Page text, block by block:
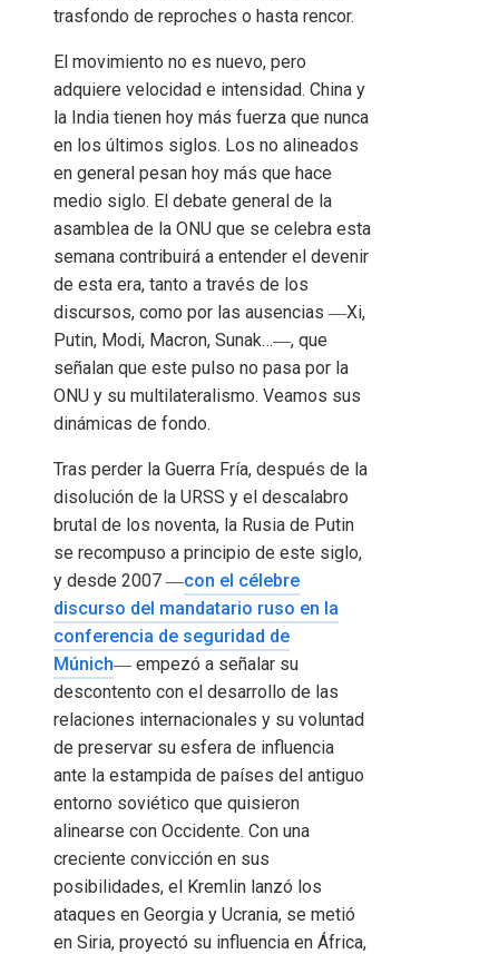
trasfondo de reproches o hasta rencor.
El movimiento no es nuevo, pero
adquiere velocidad e intensidad. China y
la India tienen hoy más fuerza que nunca
en los últimos siglos. Los no alineados
en general pesan hoy más que hace
medio siglo. El debate general de la
asamblea de la ONU que se celebra esta
semana contribuirá a entender el devenir
de esta era, tanto a través de los
discursos, como por las ausencias ―Xi,
Putin, Modi, Macron, Sunak…―, que
señalan que este pulso no pasa por la
ONU y su multilateralismo. Veamos sus
dinámicas de fondo.
Tras perder la Guerra Fría, después de la
disolución de la URSS y el descalabro
brutal de los noventa, la Rusia de Putin
se recompuso a principio de este siglo,
y desde 2007 ―con el célebre
discurso del mandatario ruso en la
conferencia de seguridad de
Múnich― empezó a señalar su
descontento con el desarrollo de las
relaciones internacionales y su voluntad
de preservar su esfera de influencia
ante la estampida de países del antiguo
entorno soviético que quisieron
alinearse con Occidente. Con una
creciente convicción en sus
posibilidades, el Kremlin lanzó los
ataques en Georgia y Ucrania, se metió
en Siria, proyectó su influencia en África,